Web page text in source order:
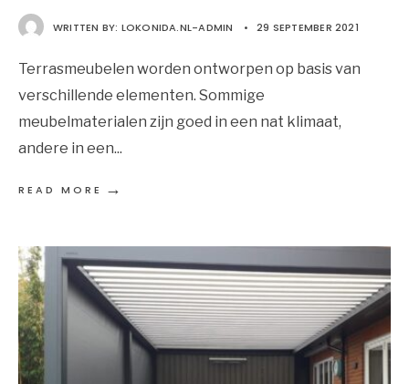
WRITTEN BY: LOKONIDA.NL-ADMIN • 29 SEPTEMBER 2021
Terrasmeubelen worden ontworpen op basis van
verschillende elementen. Sommige
meubelmaterialen zijn goed in een nat klimaat,
andere in een...
READ MORE →